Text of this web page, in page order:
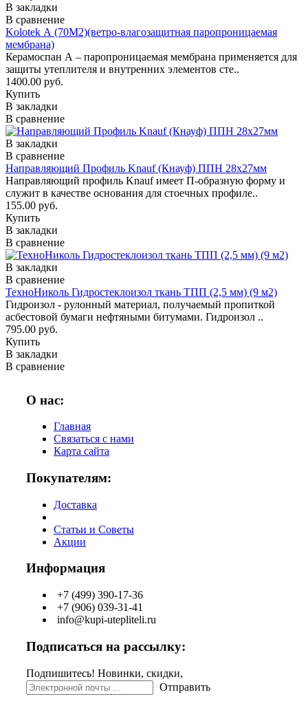
В закладки
В сравнение
Kolotek А (70М2)(ветро-влагозащитная паропроницаемая
мембрана)
Керамоспан А – паропроницаемая мембрана применяется для
защиты утеплителя и внутренних элементов сте..
1400.00 руб.
Купить
В закладки
В сравнение
В закладки
В сравнение
Направляющий Профиль Knauf (Кнауф) ППН 28x27мм
Направляющий профиль Knauf имеет П-образную форму и
служит в качестве основания для стоечных профиле..
155.00 руб.
Купить
В закладки
В сравнение
В закладки
В сравнение
ТехноНиколь Гидростеклоизол ткань ТПП (2,5 мм) (9 м2)
Гидроизол - рулонный материал, получаемый пропиткой
асбестовой бумаги нефтяными битумами. Гидроизол ..
795.00 руб.
Купить
В закладки
В сравнение
О нас:
Главная
Связаться с нами
Карта сайта
Покупателям:
Доставка
Статьи и Советы
Акции
Информация
+7 (499) 390-17-36
+7 (906) 039-31-41
info@kupi-utepliteli.ru
Подписаться на рассылку:
Подпишитесь! Новинки, скидки,
Отправить